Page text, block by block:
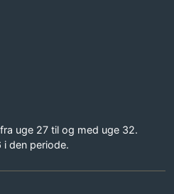
uge 27 til og med uge 32.
i den periode.